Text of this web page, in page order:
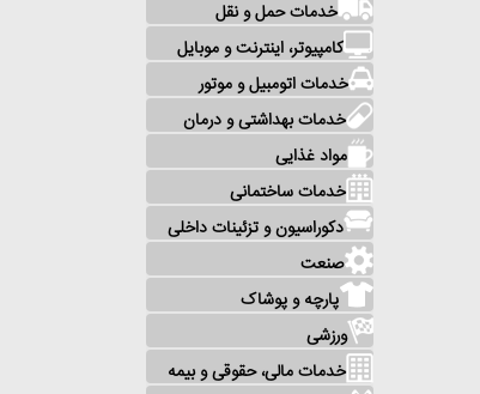
خدمات حمل و نقل
کامپیوتر، اینترنت و موبایل
خدمات اتومبیل و موتور
خدمات بهداشتی و درمان
مواد غذایی
خدمات ساختمانی
دکوراسیون و تزئینات داخلی
صنعت
پارچه و پوشاک
ورزشی
خدمات مالی، حقوقی و بیمه